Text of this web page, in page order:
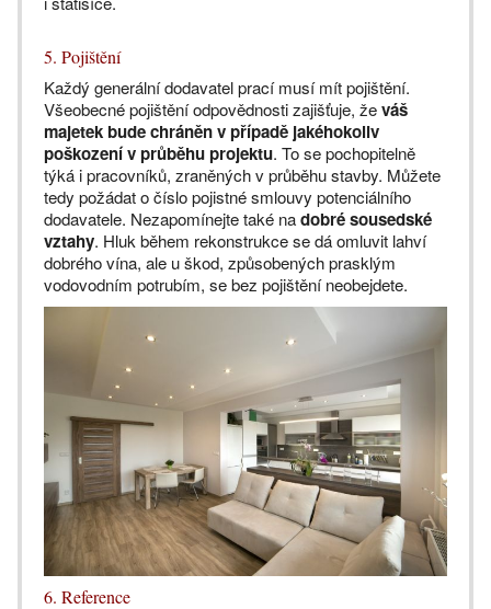
5. Pojištění
Každý generální dodavatel prací musí mít pojištění.
Všeobecné pojištění odpovědnosti zajišťuje, ževáš
majetek bude chráněn v případě jakéhokoliv
poškození v průběhu projektu. To se pochopitelně
týká i pracovníků, zraněných v průběhu stavby. Můžete
tedy požádat o číslo pojistné smlouvy potenciálního
dodavatele. Nezapomínejte také nadobré sousedské
vztahy. Hluk během rekonstrukce se dá omluvit lahví
dobrého vína, ale u škod, způsobených prasklým
vodovodním potrubím, se bez pojištění neobejdete.
6. Reference